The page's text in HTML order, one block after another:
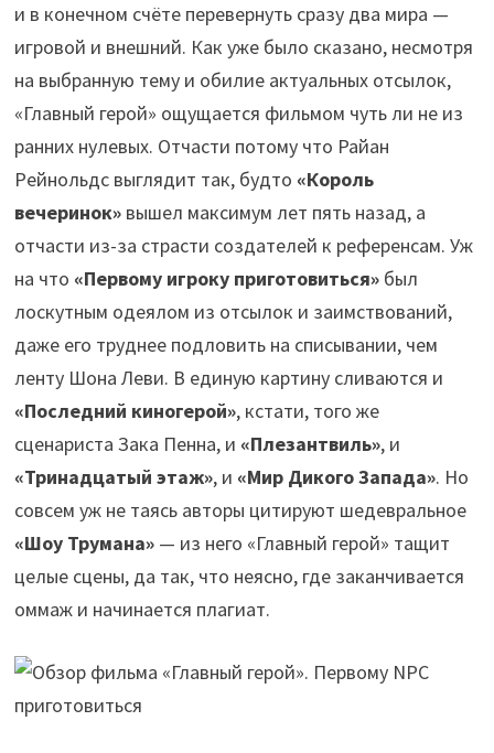
и в конечном счёте перевернуть сразу два мира —
игровой и внешний. Как уже было сказано, несмотря
на выбранную тему и обилие актуальных отсылок,
«Главный герой» ощущается фильмом чуть ли не из
ранних нулевых. Отчасти потому что Райан
Рейнольдс выглядит так, будто «Король
вечеринок»вышел максимум лет пять назад, а
отчасти из-за страсти создателей к референсам. Уж
на что «Первому игроку приготовиться»был
лоскутным одеялом из отсылок и заимствований,
даже его труднее подловить на списывании, чем
ленту Шона Леви. В единую картину сливаются и
«Последний киногерой», кстати, того же
сценариста Зака Пенна, и «Плезантвиль», и
«Тринадцатый этаж», и «Мир Дикого Запада». Но
совсем уж не таясь авторы цитируют шедевральное
«Шоу Трумана»— из него «Главный герой» тащит
целые сцены, да так, что неясно, где заканчивается
оммаж и начинается плагиат.